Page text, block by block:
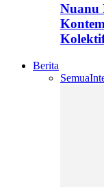
Nuanu
Berita
Semua